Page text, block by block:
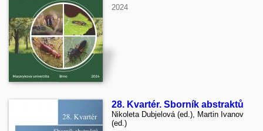
2024
28. Kvartér. Sborník abstraktů
Nikoleta Dubjelová (ed.), Martin Ivanov
(ed.)